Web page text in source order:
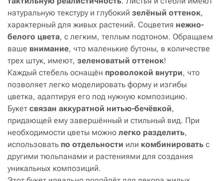
натуральную текстуру и глубокий зелёный оттенок,
характерный для живых растений. Соцветия нежно-
белого цвета, с легким, теплым подтоном. Обращаем
ваше внимание, что маленькие бутоны, в количестве
трех штук, имеют, зеленоватый оттенок!
Каждый стебель оснащён проволокой внутри, что
позволяет легко моделировать форму и изгибы
цветка, адаптируя его под нужную композицию.
Букет связан аккуратной нитью-бечёвкой,
придающей ему завершённый и стильный вид. При
необходимости цветы можно легко разделить,
использовать по отдельности или комбинировать с
другими тюльпанами и растениями для создания
уникальных композиций.